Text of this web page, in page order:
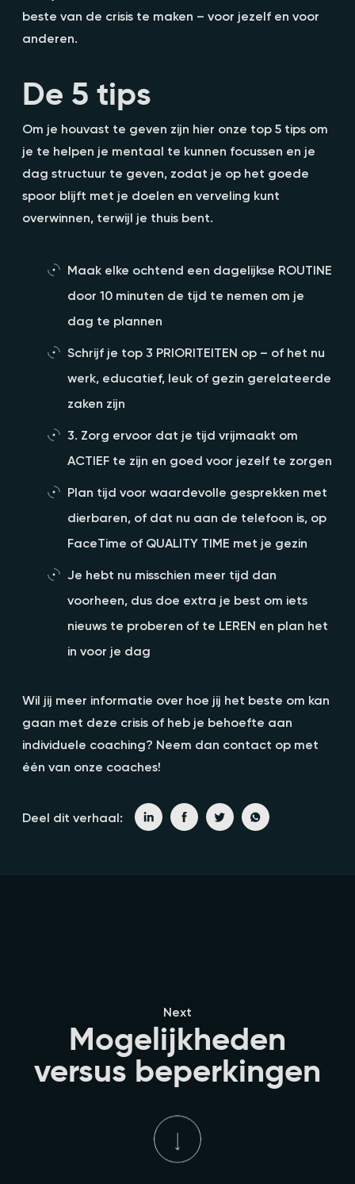
beste van de crisis te maken – voor jezelf en voor
anderen.
De 5 tips
Om je houvast te geven zijn hier onze top 5 tips om
je te helpen je mentaal te kunnen focussen en je
dag structuur te geven, zodat je op het goede
spoor blijft met je doelen en verveling kunt
overwinnen, terwijl je thuis bent.
Maak elke ochtend een dagelijkse ROUTINE
door 10 minuten de tijd te nemen om je
dag te plannen
Schrijf je top 3 PRIORITEITEN op – of het nu
werk, educatief, leuk of gezin gerelateerde
zaken zijn
3. Zorg ervoor dat je tijd vrijmaakt om
ACTIEF te zijn en goed voor jezelf te zorgen
Plan tijd voor waardevolle gesprekken met
dierbaren, of dat nu aan de telefoon is, op
FaceTime of QUALITY TIME met je gezin
Je hebt nu misschien meer tijd dan
voorheen, dus doe extra je best om iets
nieuws te proberen of te LEREN en plan het
in voor je dag
Wil jij meer informatie over hoe jij het beste om kan
gaan met deze crisis of heb je behoefte aan
individuele coaching? Neem dan contact op met
één van onze coaches!
Deel dit verhaal:
Next
Mogelijkheden
versus beperkingen